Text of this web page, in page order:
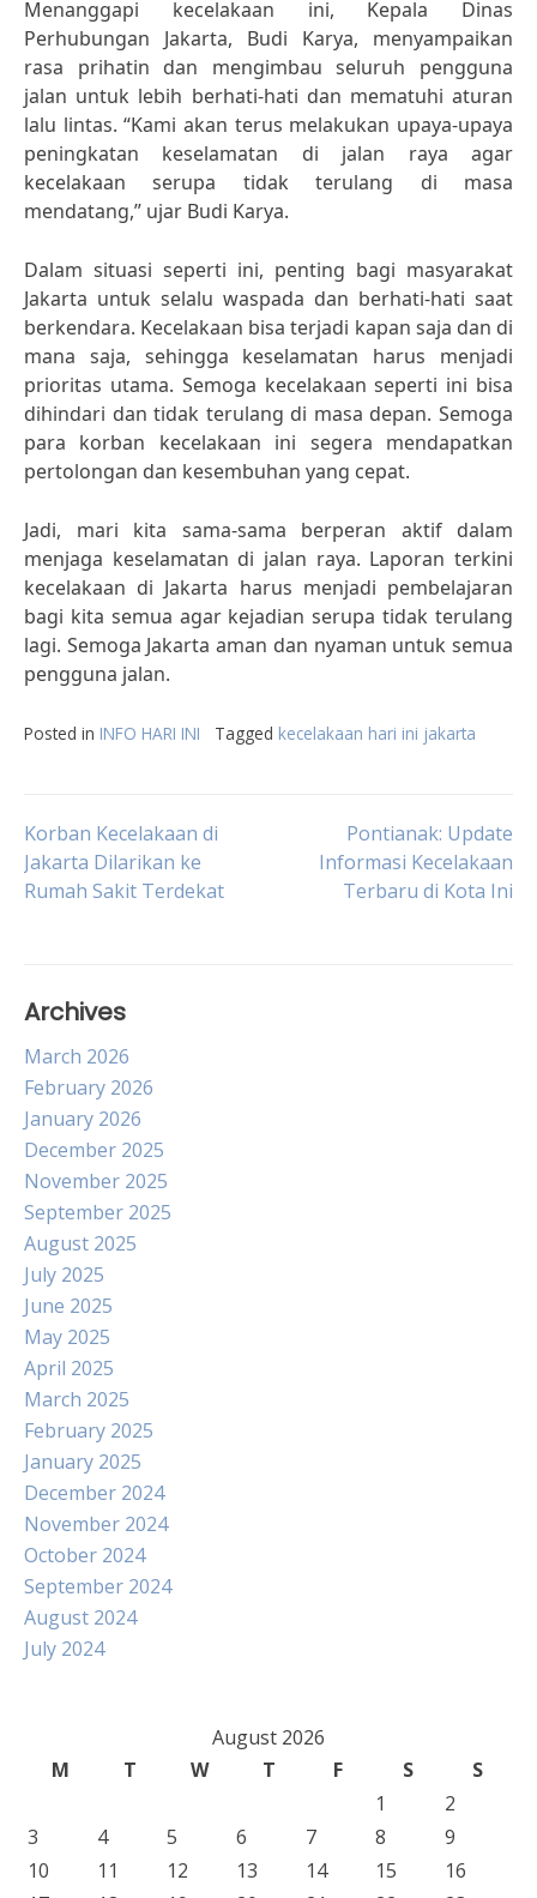
Menanggapi kecelakaan ini, Kepala Dinas
Perhubungan Jakarta, Budi Karya, menyampaikan
rasa prihatin dan mengimbau seluruh pengguna
jalan untuk lebih berhati-hati dan mematuhi aturan
lalu lintas. “Kami akan terus melakukan upaya-upaya
peningkatan keselamatan di jalan raya agar
kecelakaan serupa tidak terulang di masa
mendatang,” ujar Budi Karya.
Dalam situasi seperti ini, penting bagi masyarakat
Jakarta untuk selalu waspada dan berhati-hati saat
berkendara. Kecelakaan bisa terjadi kapan saja dan di
mana saja, sehingga keselamatan harus menjadi
prioritas utama. Semoga kecelakaan seperti ini bisa
dihindari dan tidak terulang di masa depan. Semoga
para korban kecelakaan ini segera mendapatkan
pertolongan dan kesembuhan yang cepat.
Jadi, mari kita sama-sama berperan aktif dalam
menjaga keselamatan di jalan raya. Laporan terkini
kecelakaan di Jakarta harus menjadi pembelajaran
bagi kita semua agar kejadian serupa tidak terulang
lagi. Semoga Jakarta aman dan nyaman untuk semua
pengguna jalan.
Posted in INFO HARI INI Tagged kecelakaan hari ini jakarta
Post
navigation
Korban Kecelakaan di
Jakarta Dilarikan ke
Rumah Sakit Terdekat
Pontianak: Update
Informasi Kecelakaan
Terbaru di Kota Ini
Archives
March 2026
February 2026
January 2026
December 2025
November 2025
September 2025
August 2025
July 2025
June 2025
May 2025
April 2025
March 2025
February 2025
January 2025
December 2024
November 2024
October 2024
September 2024
August 2024
July 2024
August 2026
M
T W T F S
S
1
2
3
4 5 6 7 8
9
10
11 12 13 14 15
16